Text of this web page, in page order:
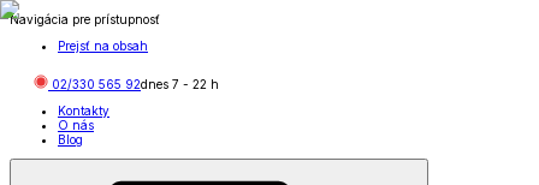
Navigácia pre prístupnosť
Prejsť na obsah
02/330 565 92dnes 7 - 22 h
Kontakty
O nás
Blog